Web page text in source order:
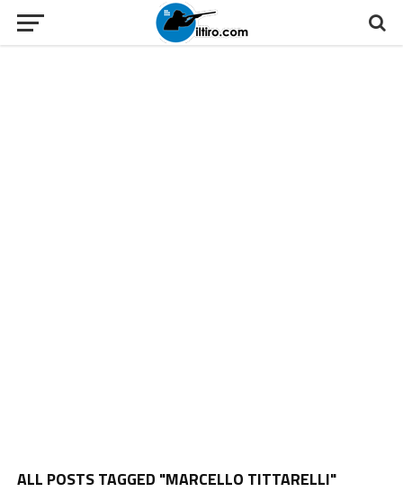
ALL POSTS TAGGED "MARCELLO TITTARELLI"